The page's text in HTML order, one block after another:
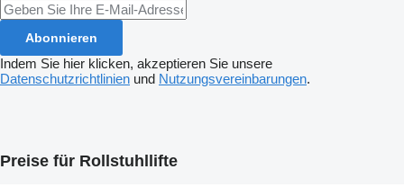
Abonnieren
Indem Sie hier klicken, akzeptieren Sie unsere
Datenschutzrichtlinien und Nutzungsvereinbarungen.
Preise für Rollstuhllifte